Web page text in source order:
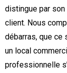
distingue par
client. Nous
débarras, que ce
un local
professionnelle